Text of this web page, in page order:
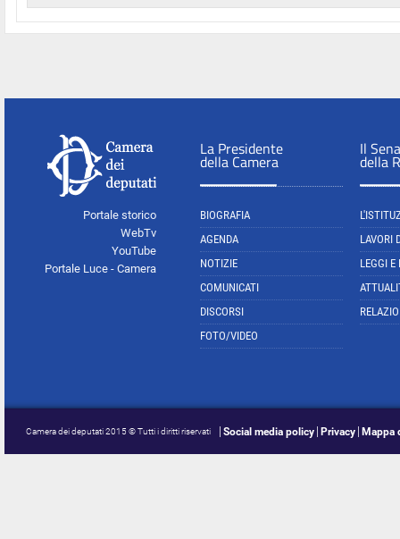
Portale storico
WebTv
YouTube
Portale Luce - Camera
La Presidente
della Camera
BIOGRAFIA
AGENDA
NOTIZIE
COMUNICATI
DISCORSI
FOTO/VIDEO
Il
della
LAVORI
LEGGI E
Camera dei deputati 2015 © Tutti i diritti riservati Social media policy Privacy Mappa